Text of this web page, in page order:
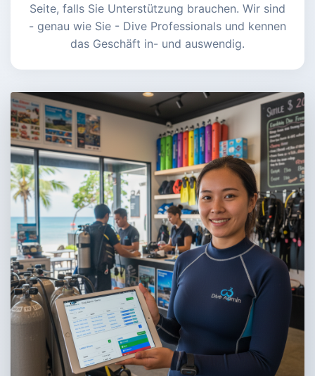
Seite, falls Sie Unterstützung brauchen. Wir sind
- genau wie Sie - Dive Professionals und kennen
das Geschäft in- und auswendig.